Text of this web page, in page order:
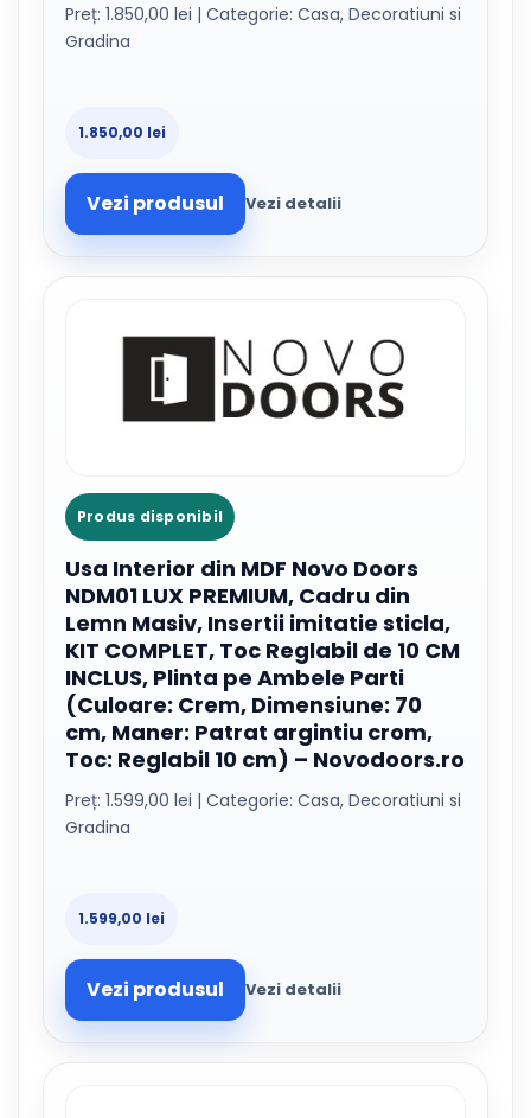
Preț: 1.850,00 lei | Categorie: Casa, Decoratiuni si
Gradina
1.850,00 lei
Vezi produsul Vezi detalii
Produs disponibil
Usa Interior din MDF Novo Doors
NDM01 LUX PREMIUM, Cadru din
Lemn Masiv, Insertii imitatie sticla,
KIT COMPLET, Toc Reglabil de 10 CM
INCLUS, Plinta pe Ambele Parti
(Culoare: Crem, Dimensiune: 70
cm, Maner: Patrat argintiu crom,
Toc: Reglabil 10 cm) – Novodoors.ro
Preț: 1.599,00 lei | Categorie: Casa, Decoratiuni si
Gradina
1.599,00 lei
Vezi produsul Vezi detalii